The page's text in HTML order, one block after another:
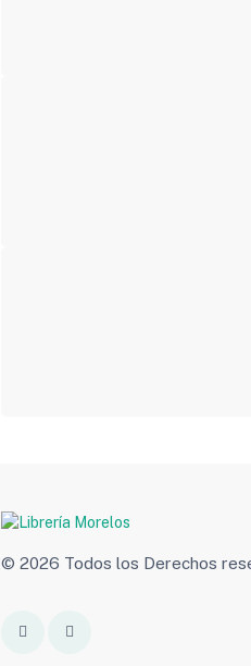
© 2026 Todos los Derechos